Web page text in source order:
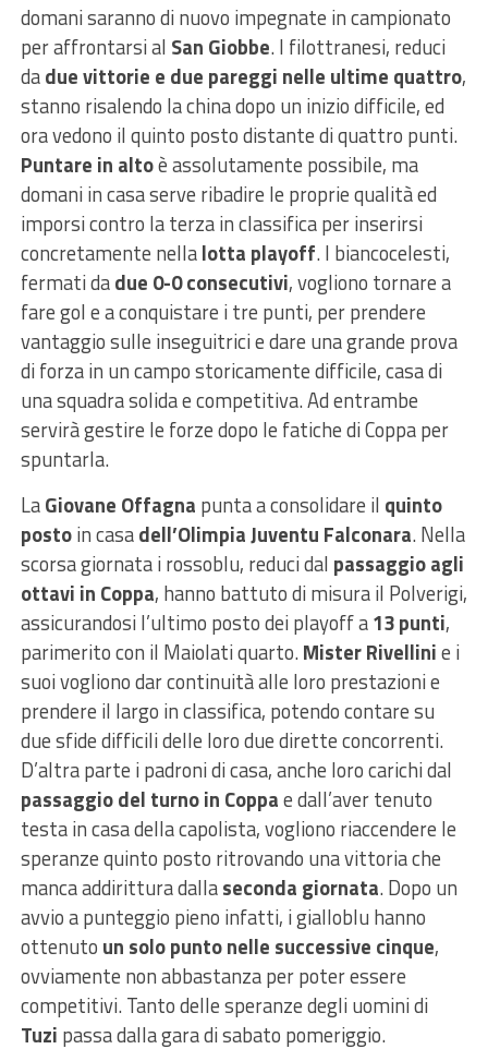
domani saranno di nuovo impegnate in campionato
per affrontarsi al San Giobbe. I filottranesi, reduci
dadue vittorie e due pareggi nelle ultime quattro,
stanno risalendo la china dopo un inizio difficile, ed
ora vedono il quinto posto distante di quattro punti.
Puntare in altoè assolutamente possibile, ma
domani in casa serve ribadire le proprie qualità ed
imporsi contro la terza in classifica per inserirsi
concretamente nellalotta playoff. I biancocelesti,
fermati dadue 0-0 consecutivi, vogliono tornare a
fare gol e a conquistare i tre punti, per prendere
vantaggio sulle inseguitrici e dare una grande prova
di forza in un campo storicamente difficile, casa di
una squadra solida e competitiva. Ad entrambe
servirà gestire le forze dopo le fatiche di Coppa per
spuntarla.
LaGiovane Offagna punta a consolidare il quinto
postoin casadell’Olimpia Juventu Falconara. Nella
scorsa giornata i rossoblu, reduci dal passaggio agli
ottavi in Coppa, hanno battuto di misura il Polverigi,
assicurandosi l’ultimo posto dei playoff a13 punti,
parimerito con il Maiolati quarto.Mister Rivellinie i
suoi vogliono dar continuità alle loro prestazioni e
prendere il largo in classifica, potendo contare su
due sfide difficili delle loro due dirette concorrenti.
D’altra parte i padroni di casa, anche loro carichi dal
passaggio del turno in Coppae dall’aver tenuto
testa in casa della capolista, vogliono riaccendere le
speranze quinto posto ritrovando una vittoria che
manca addirittura dallaseconda giornata. Dopo un
avvio a punteggio pieno infatti, i gialloblu hanno
ottenuto un solo punto nelle successive cinque,
ovviamente non abbastanza per poter essere
competitivi. Tanto delle speranze degli uomini di
Tuzi passa dalla gara di sabato pomeriggio.